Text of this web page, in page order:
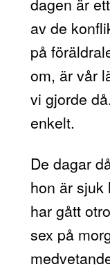
av de
på
om, är vår
vi gjorde
enkelt.
De dagar
hon är sjuk
har gått
sex på